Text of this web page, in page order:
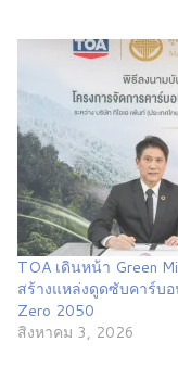
TOA เดินหน้า Green
สร้างแหล่งดูดซับคาร์บ
Zero 2050
สิงหาคม 3, 2026